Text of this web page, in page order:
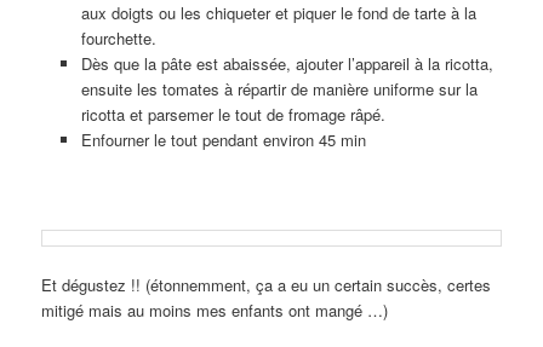
aux doigts ou les chiqueter et piquer le fond de tarte à la
fourchette.
Dès que la pâte est abaissée, ajouter l’appareil à la ricotta,
ensuite les tomates à répartir de manière uniforme sur la
ricotta et parsemer le tout de fromage râpé.
Enfourner le tout pendant environ 45 min
Et dégustez !! (étonnemment, ça a eu un certain succès, certes
mitigé mais au moins mes enfants ont mangé …)